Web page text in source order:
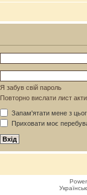
Я забув свій пароль
Повторно вислати лист
Запам'ятати мене з
Приховати моє